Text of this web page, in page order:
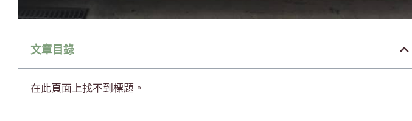
文章目錄
在此頁面上找不到標題。